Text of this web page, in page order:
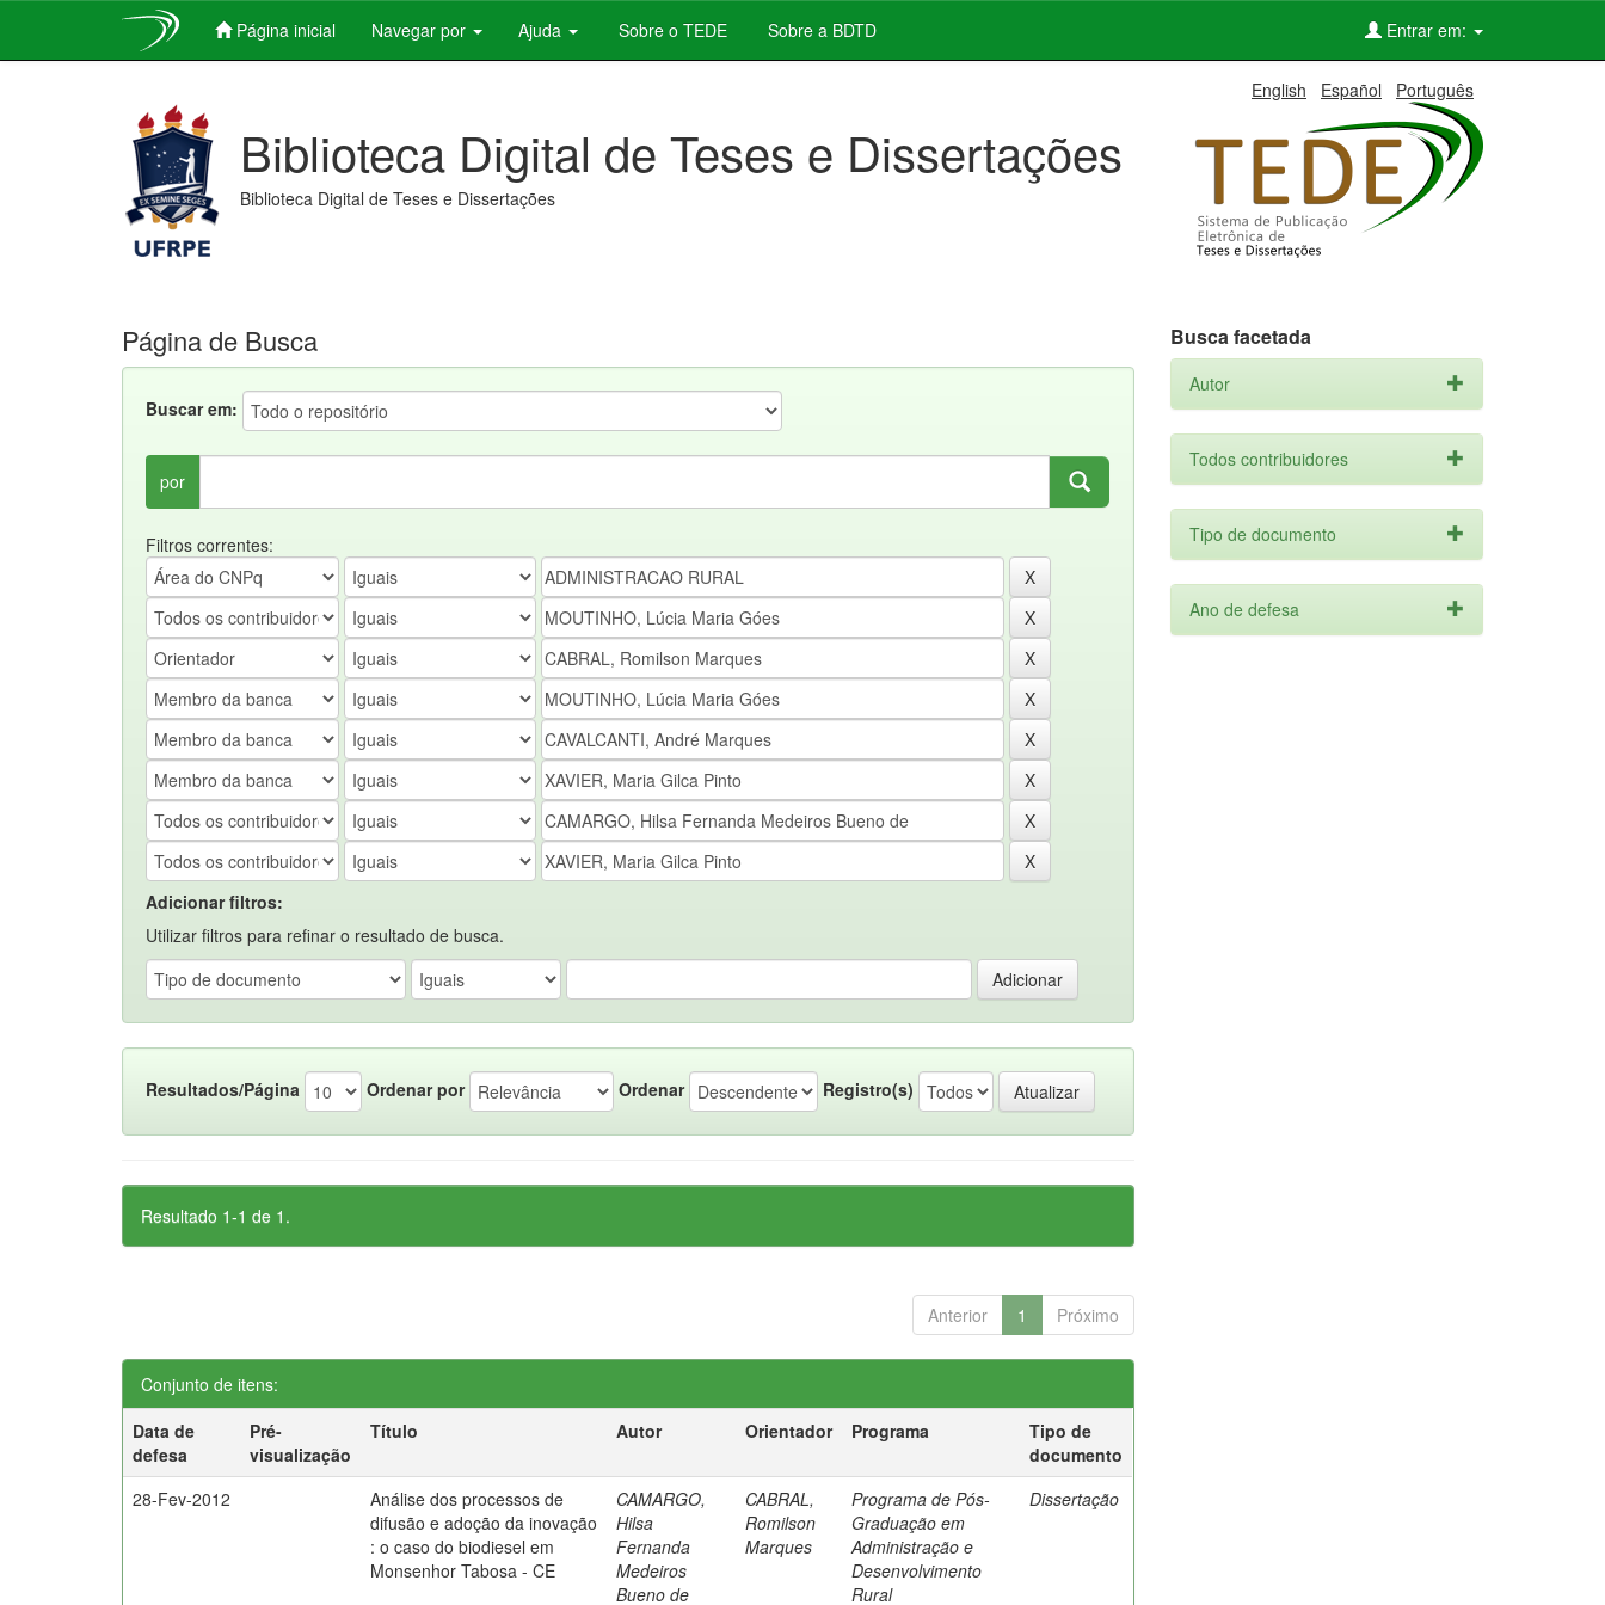
Página inicial Navegar por Ajuda Sobre o TEDE Sobre a BDTD Entrar em:
English Español Português
Biblioteca Digital de Teses e Dissertações
Biblioteca Digital de Teses e Dissertações
Página de Busca
Buscar em:
por
Filtros correntes:
Adicionar filtros:
Utilizar filtros para refinar o resultado de busca.
Resultados/Página Ordenar por Ordenar Registro(s)
Resultado 1-1 de 1.
Anterior 1 Próximo
Conjunto de itens:
Data de
defesa
Pré-
visualização
Título Autor Orientador Programa
Tipo de
documento
28-Fev-2012
Análise dos processos de
difusão e adoção da inovação
: o caso do biodiesel em
Monsenhor Tabosa - CE
CAMARGO,
Hilsa
Fernanda
Medeiros
Bueno de
CABRAL,
Romilson
Marques
Programa de Pós-
Graduação em
Administração e
Desenvolvimento
Rural
Dissertação
Busca facetada
Autor
Todos contribuidores
Tipo de documento
Ano de defesa